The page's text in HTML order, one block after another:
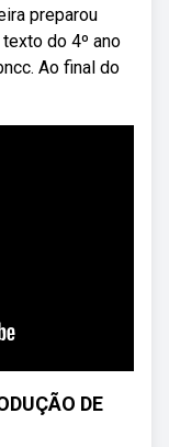
preparou
do 4º ano
Ao final do
DE